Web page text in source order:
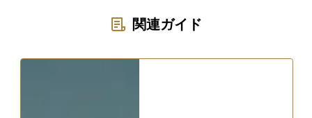
関連ガイド